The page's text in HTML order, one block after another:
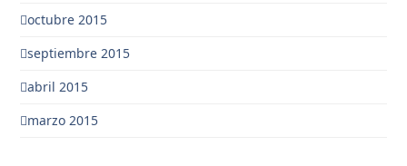
octubre 2015
septiembre 2015
abril 2015
marzo 2015